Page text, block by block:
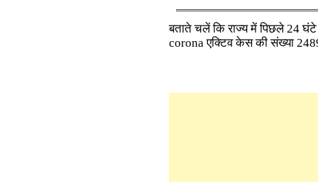
बताते चलें कि राज्य में पिछले 24
corona एक्टिव केस की संख्या